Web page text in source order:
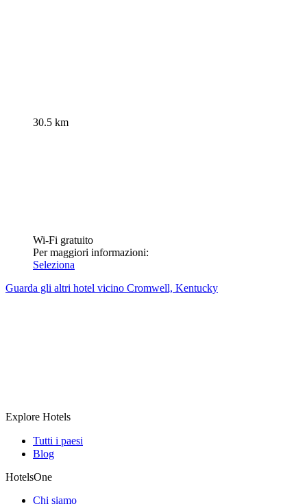
30.5 km
Wi-Fi gratuito
Per maggiori informazioni:
Seleziona
Guarda gli altri hotel vicino Cromwell, Kentucky
Explore Hotels
Tutti i paesi
Blog
HotelsOne
Chi siamo